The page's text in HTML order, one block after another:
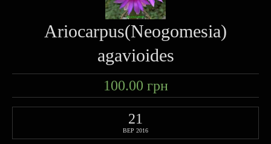
Ariocarpus(Neogomesia)
agavioides
100.00 грн
21
ВЕР 2016